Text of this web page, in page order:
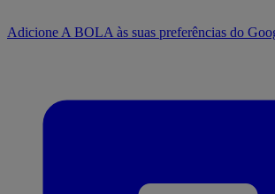
Adicione A BOLA às suas preferências do